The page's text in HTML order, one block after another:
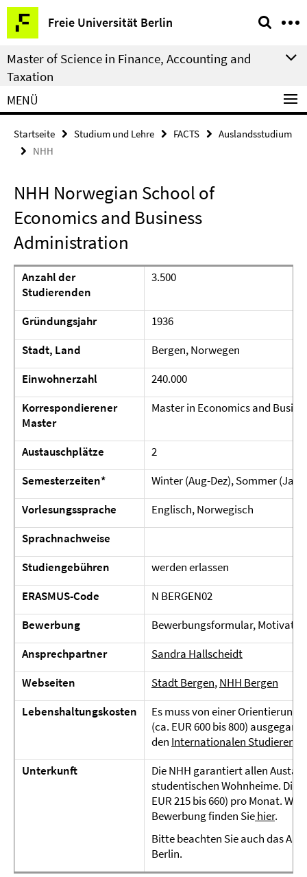
Springe
direkt
zu
Inhalt
Freie Universität Berlin
Service-
Navigation
Master of Science in Finance, Accounting and
Taxation
MENÜ
Startseite Studium und Lehre FACTS
Auslandsstudium
NHH
NHH Norwegian School of
Economics and Business
Administration
Anzahl der
Studierenden
3.500
Gründungsjahr
1936
Stadt, Land
Bergen, Norwegen
Einwohnerzahl
240.000
Korrespondierener
Master
Master in Economics and
Austauschplätze
2
Semesterzeiten*
Winter (Aug-Dez), Sommer
Vorlesungssprache
Englisch, Norwegisch
Sprachnachweise
Studiengebühren
werden erlassen
ERASMUS-Code
N BERGEN02
Bewerbung
Bewerbungsformular,
Ansprechpartner
Sandra Hallscheidt
Webseiten
Stadt Bergen,NHH Bergen
Lebenshaltungskosten
Es muss von einer
(ca. EUR 600 bis 800)
den Internationalen
Unterkunft
Die NHH garantiert allen
studentischen Wohnheime. Die
EUR 215 bis 660) pro Monat.
Bewerbung finden Siehier.
Bitte beachten Sie auch das
Berlin.